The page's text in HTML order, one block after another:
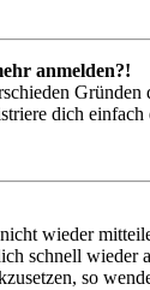
anmelden?!
dich
wieder
schnell wieder
so